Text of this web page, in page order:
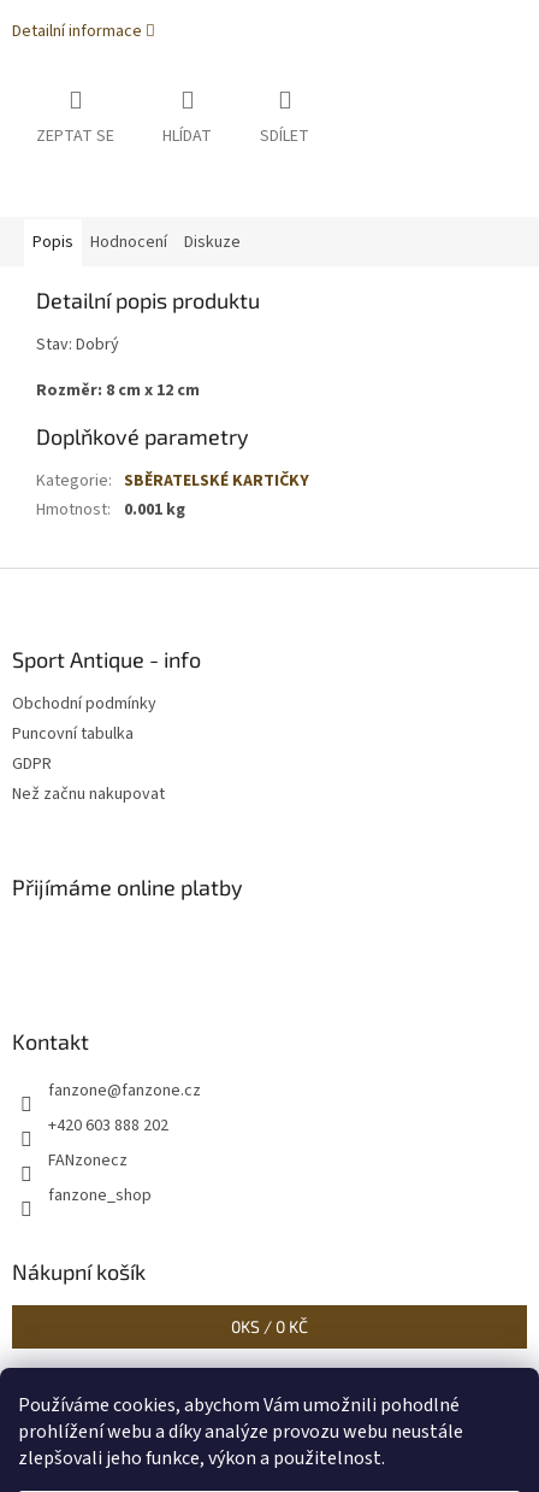
Používáme cookies, abychom Vám umožnili pohodlné
prohlížení webu a díky analýze provozu webu neustále
zlepšovali jeho funkce, výkon a použitelnost.
Detailní informace
ZEPTAT SE HLÍDAT SDÍLET
Popis Hodnocení Diskuze
Detailní popis produktu
Stav: Dobrý
Rozměr: 8 cm x 12 cm
Doplňkové parametry
Kategorie: SBĚRATELSKÉ KARTIČKY
Hmotnost: 0.001 kg
Sport Antique - info
Obchodní podmínky
Puncovní tabulka
GDPR
Než začnu nakupovat
Přijímáme online platby
Kontakt
fanzone@fanzone.cz
+420 603 888 202
FANzonecz
fanzone_shop
Nákupní košík
0KS / 0 KČ
Historické dokumenty Linoryty - nástěnky Blog Sportantique.cz